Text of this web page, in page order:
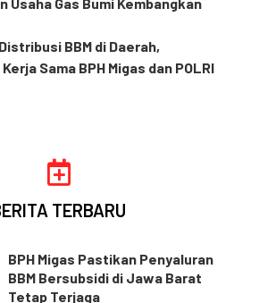
BBM di Daerah,
Sama BPH Migas dan POLRI
TERBARU
BPH Migas Pastikan Penyaluran
BBM Bersubsidi di Jawa Barat
Tetap Terjaga